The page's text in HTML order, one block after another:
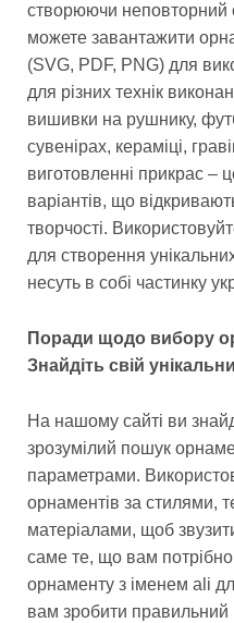
створюючи неповторний
можете завантажити
(SVG, PDF, PNG) для
для різних технік
вишивки на рушнику,
сувенірах, кераміці,
виготовленні прикрас –
варіантів, що
творчості.
для створення
несуть в собі частинку
Поради щодо вибору
Знайдіть свій
На нашому сайті ви
зрозумілий пошук
параметрами.
орнаментів за стилями,
матеріалами, щоб
саме те, що вам
орнаменту з іменем ali
вам зробити правильний